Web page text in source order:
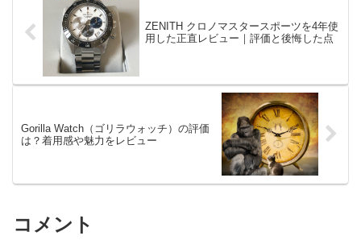
ZENITH クロノマスタースポーツを4年使
用した正直レビュー｜評価と後悔した点
Gorilla Watch（ゴリラウォッチ）の評価
は？着用感や魅力をレビュー
コメント